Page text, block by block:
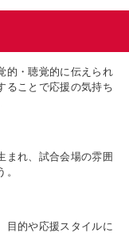
的・聴覚的に伝えられ
ることで応援の気持ち
まれ、試合会場の雰囲
目的や応援スタイルに